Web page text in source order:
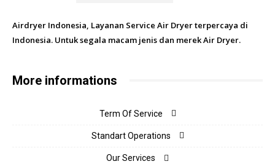
Airdryer Indonesia, Layanan Service Air Dryer terpercaya di
Indonesia. Untuk segala macam jenis dan merek Air Dryer.
More informations
Term Of Service
Standart Operations
Our Services